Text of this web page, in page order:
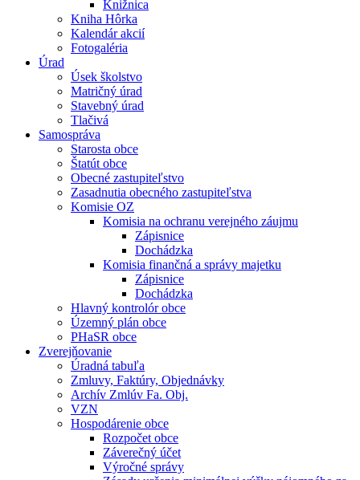
Knižnica
Kniha Hôrka
Kalendár akcií
Fotogaléria
Úrad
Úsek školstvo
Matričný úrad
Stavebný úrad
Tlačivá
Samospráva
Starosta obce
Štatút obce
Obecné zastupiteľstvo
Zasadnutia obecného zastupiteľstva
Komisie OZ
Komisia na ochranu verejného záujmu
Zápisnice
Dochádzka
Komisia finančná a správy majetku
Zápisnice
Dochádzka
Hlavný kontrolór obce
Územný plán obce
PHaSR obce
Zverejňovanie
Úradná tabuľa
Zmluvy, Faktúry, Objednávky
Archív Zmlúv Fa. Obj.
VZN
Hospodárenie obce
Rozpočet obce
Záverečný účet
Výročné správy